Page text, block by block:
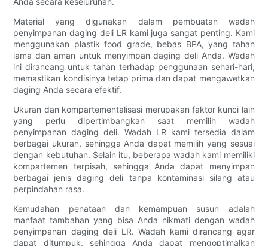
Material yang digunakan dalam pembuatan wadah
penyimpanan daging deli LR kami juga sangat penting. Kami
menggunakan plastik food grade, bebas BPA, yang tahan
lama dan aman untuk menyimpan daging deli Anda. Wadah
ini dirancang untuk tahan terhadap penggunaan sehari-hari,
memastikan kondisinya tetap prima dan dapat mengawetkan
daging Anda secara efektif.
Ukuran dan kompartementalisasi merupakan faktor kunci lain
yang perlu dipertimbangkan saat memilih wadah
penyimpanan daging deli. Wadah LR kami tersedia dalam
berbagai ukuran, sehingga Anda dapat memilih yang sesuai
dengan kebutuhan. Selain itu, beberapa wadah kami memiliki
kompartemen terpisah, sehingga Anda dapat menyimpan
berbagai jenis daging deli tanpa kontaminasi silang atau
perpindahan rasa.
Kemudahan penataan dan kemampuan susun adalah
manfaat tambahan yang bisa Anda nikmati dengan wadah
penyimpanan daging deli LR. Wadah kami dirancang agar
dapat ditumpuk, sehingga Anda dapat mengoptimalkan